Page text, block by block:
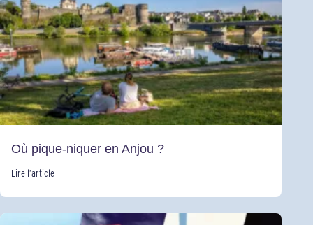
Où pique-niquer en Anjou ?
Lire l’article